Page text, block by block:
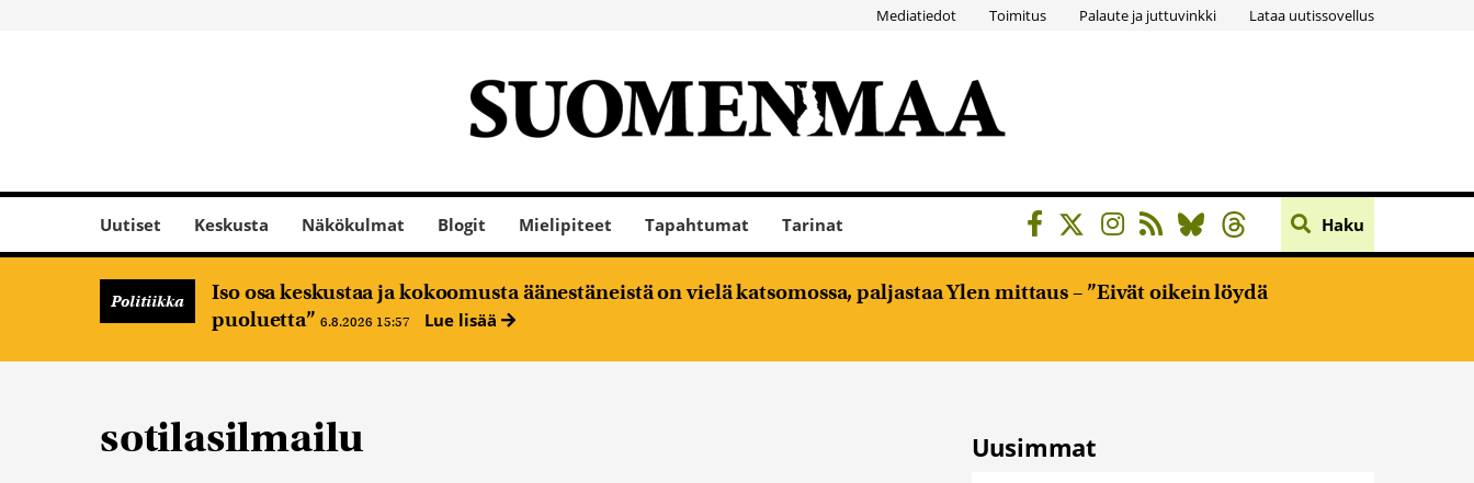
Mediatiedot Toimitus Palaute ja juttuvinkki Lataa uutissovellus
Uutiset Keskusta Näkökulmat Blogit Mielipiteet Tapahtumat Tarinat Haku
Politiikka
Iso osa keskustaa ja kokoomusta äänestäneistä on vielä katsomossa, paljastaa Ylen mittaus – ”Eivät oikein löydä
puoluetta” 6.8.2026 15:57 Lue lisää
sotilasilmailu Uusimmat